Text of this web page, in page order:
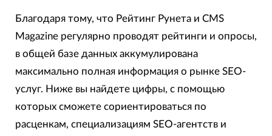
Благодаря тому, что Рейтинг Рунета и CMS
Magazine регулярно проводят рейтинги и опросы,
в общей базе данных аккумулирована
максимально полная информация о рынке SEO-
услуг. Ниже вы найдете цифры, с помощью
которых сможете сориентироваться по
расценкам, специализациям SEO-агентств и